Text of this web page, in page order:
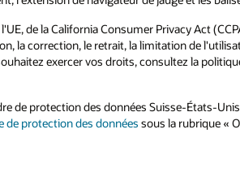
de la California Consumer Privacy Act
la correction, le retrait, la limitation de
exercer vos droits, consultez la
de protection des données Suisse-États-
de protection des données sous la rubrique «